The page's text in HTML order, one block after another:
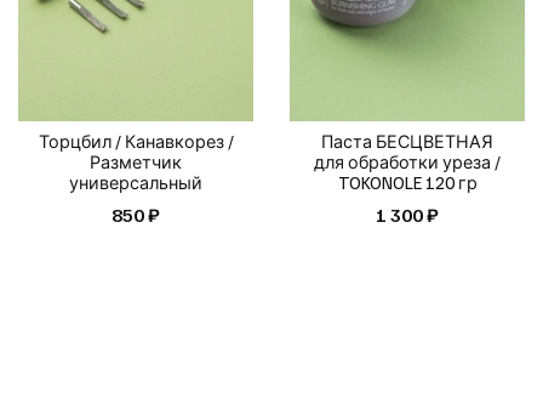
Торцбил / Канавкорез /
Разметчик
универсальный
850 ₽
Паста БЕСЦВЕТНАЯ
для обработки уреза /
TOKONOLE 120 гр
1 300 ₽